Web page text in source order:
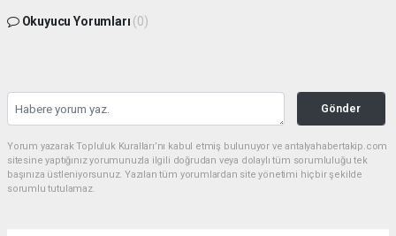
Okuyucu Yorumları (0)
Gönder
Yorum yazarak Topluluk Kuralları’nı kabul etmiş bulunuyor ve antalyahabertakip.com
sitesine yaptığınız yorumunuzla ilgili doğrudan veya dolaylı tüm sorumluluğu tek
başınıza üstleniyorsunuz. Yazılan tüm yorumlardan site yönetimi hiçbir şekilde
sorumlu tutulamaz.